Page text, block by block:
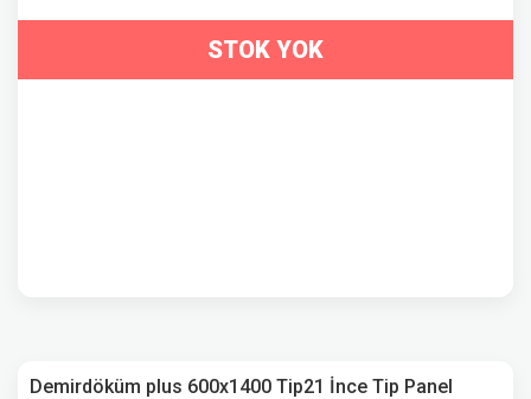
STOK YOK
Demirdöküm plus 600x1400 Tip21 İnce Tip Panel